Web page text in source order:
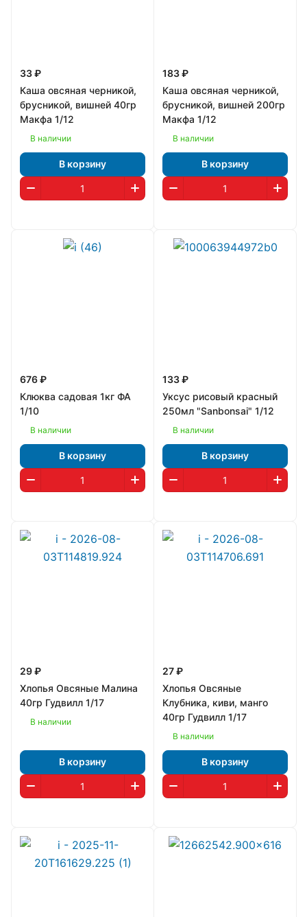
33 ₽
Каша овсяная черникой,
брусникой, вишней 40гр
Макфа 1/12
В наличии
В корзину
183 ₽
Каша овсяная черникой,
брусникой, вишней 200гр
Макфа 1/12
В наличии
В корзину
676 ₽
Клюква садовая 1кг ФА
1/10
В наличии
В корзину
133 ₽
Уксус рисовый красный
250мл "Sanbonsai" 1/12
В наличии
В корзину
29 ₽
Хлопья Овсяные Малина
40гр Гудвилл 1/17
В наличии
В корзину
27 ₽
Хлопья Овсяные
Клубника, киви, манго
40гр Гудвилл 1/17
В наличии
В корзину